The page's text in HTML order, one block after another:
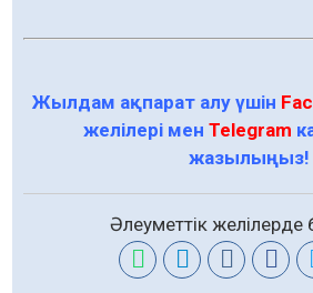
Жылдам ақпарат алу үшін
желілері мен Telegram
жазылыңыз!
Әлеуметтік желілерде